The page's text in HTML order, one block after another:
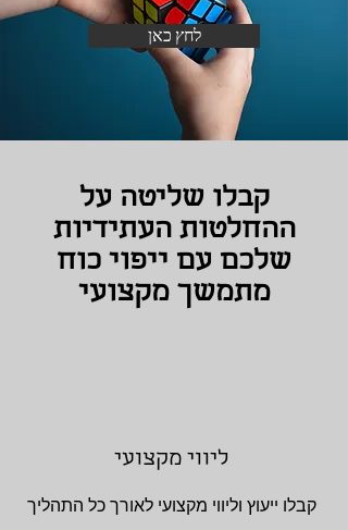
לחץ כאן
קבלו שליטה על
ההחלטות העתידיות
שלכם עם ייפוי כוח
מתמשך מקצועי
ליווי מקצועי
קבלו ייעוץ וליווי מקצועי לאורך כל התהליך